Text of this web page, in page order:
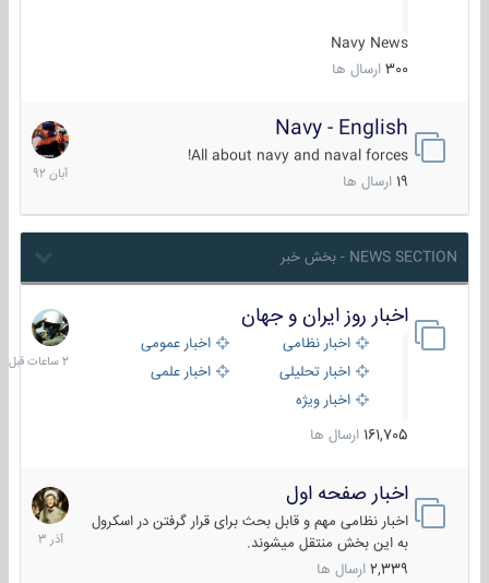
Navy News
300 ارسال ها
Navy - English
All about navy and naval forces!
ارسال ها
22
آبان
1392
NEWS SECTION - بخش خبر
اخبار روز ایران و جهان
اخبار نظامی
اخبار عمومی
اخبار تحلیلی
اخبار علمی
اخبار ویژه
161,705 ارسال ها
2
ساعات
قبل
اخبار صفحه اول
اخبار نظامی مهم و قابل بحث برای قرار گرفتن در اسکرول
به این بخش منتقل میشوند.
2,339 ارسال ها
7
آذر
1403